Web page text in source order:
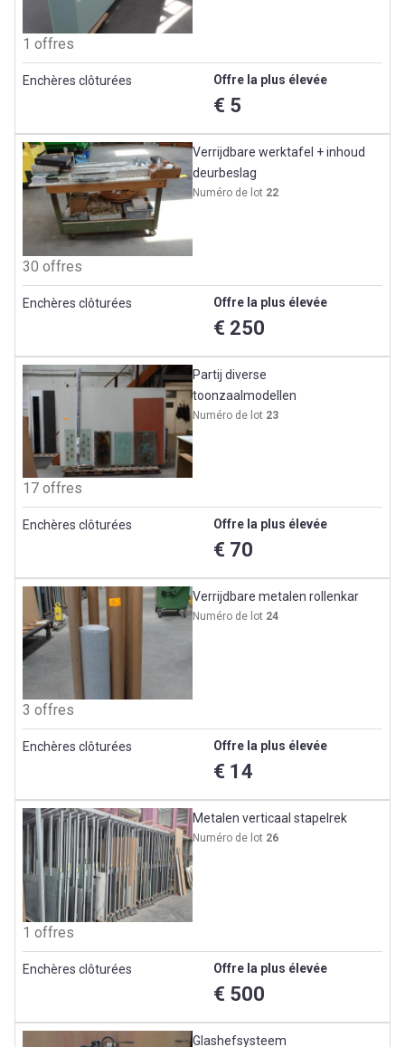
1 offres
Enchères clôturées Offre la plus élevée
€ 5
Verrijdbare werktafel + inhoud
deurbeslag
Numéro de lot 22
30 offres
Enchères clôturées Offre la plus élevée
€ 250
Partij diverse
toonzaalmodellen
Numéro de lot 23
17 offres
Enchères clôturées Offre la plus élevée
€ 70
Verrijdbare metalen rollenkar
Numéro de lot 24
3 offres
Enchères clôturées Offre la plus élevée
€ 14
Metalen verticaal stapelrek
Numéro de lot 26
1 offres
Enchères clôturées Offre la plus élevée
€ 500
Glashefsysteem